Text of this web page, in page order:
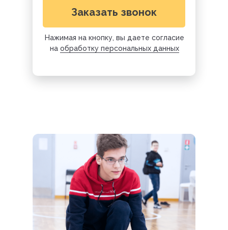
Заказать звонок
Нажимая на кнопку, вы даете согласие
на обработку персональных данных